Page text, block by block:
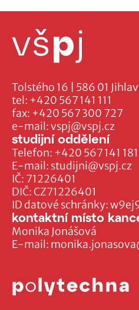
Tolstého 16 | 586 01
tel: +420 567 141 111
fax: +420 567 300 727
e-mail:vspj@vspj.cz
IČ: 71226401
DIČ: CZ71226401
ID datové schránky:
studijní oddělení
Telefon: +420 567 141 181
E-mail: studijni@vspj.cz
kontaktní místo
Monika Jonášová
E-mail: